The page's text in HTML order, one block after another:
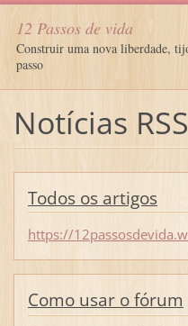
12 Passos de vida
Construir uma nova liberdade,
passo
Notícias RSS
Todos os artigos
https://
Como usar o fórum